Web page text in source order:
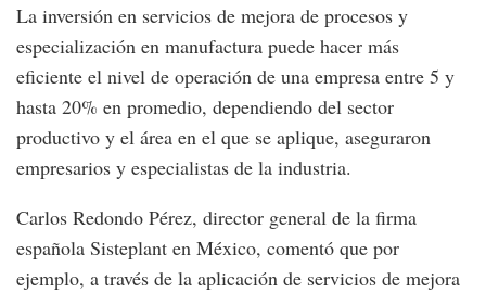
La inversión en servicios de mejora de procesos y
especialización en manufactura puede hacer más
eficiente el nivel de operación de una empresa entre 5 y
hasta 20% en promedio, dependiendo del sector
productivo y el área en el que se aplique, aseguraron
empresarios y especialistas de la industria.
Carlos Redondo Pérez, director general de la firma
española Sisteplant en México, comentó que por
ejemplo, a través de la aplicación de servicios de mejora